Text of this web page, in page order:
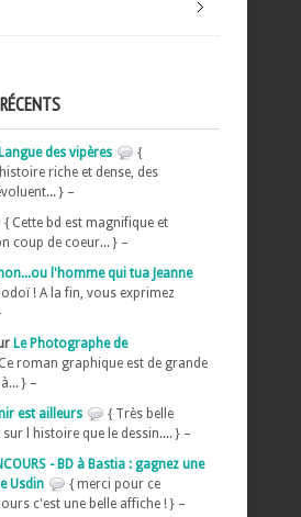
des vipères
{
riche et dense, des
} –
{ Cette bd est magnifique et
coup de coeur... } –
l'homme qui tua Jeanne
! A la fin, vous exprimez
Le Photographe de
roman graphique est de grande
} –
est ailleurs
{ Très belle
l histoire que le dessin.... } –
- BD à Bastia : gagnez une
Usdin
{ merci pour ce
c'est une belle affiche ! } –